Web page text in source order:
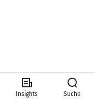
Insights Suche